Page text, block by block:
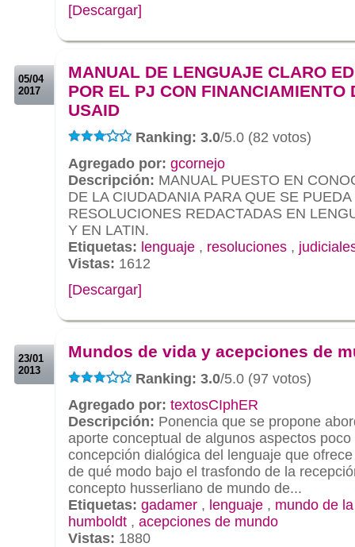
[Descargar]
05/04
2017
MANUAL DE LENGUAJE CLARO
POR EL PJ CON FINANCIAMIENTO
USAID
Ranking: 3.0/5.0 (82 votos)
Agregado por: gcornejo
Descripción: MANUAL PUESTO EN
DE LA CIUDADANIA PARA QUE SE
RESOLUCIONES REDACTADAS EN
Y EN LATIN.
Etiquetas: lenguaje , resoluciones ,
Vistas: 1612
[Descargar]
23/01
2013
Mundos de vida y acepciones de
Ranking: 3.0/5.0 (97 votos)
Agregado por: textosCIphER
Descripción: Ponencia que se propone
aporte conceptual de algunos aspectos
concepción dialógica del lenguaje que
de qué modo bajo el trasfondo de la
concepto husserliano de mundo de...
Etiquetas: gadamer , lenguaje , mundo de
humboldt , acepciones de mundo
Vistas: 1880